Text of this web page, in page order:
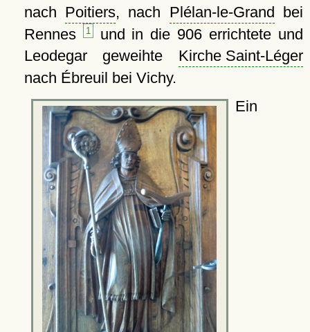
nach Poitiers, nach Plélan-le-Grand bei
Rennes
1 und in die 906 errichtete und
Leodegar geweihte Kirche Saint-Léger
nach Ébreuil bei Vichy.
Ein